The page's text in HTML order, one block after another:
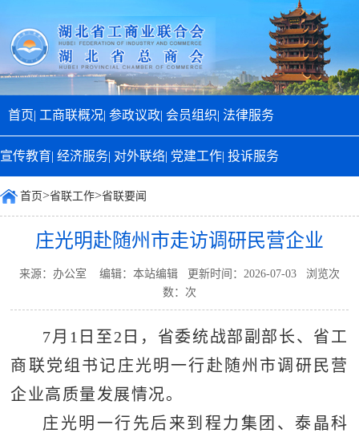
首页| 工商联概况| 参政议政| 会员组织| 法律服务
宣传教育| 经济服务| 对外联络| 党建工作| 投诉服务
首页>省联工作>省联要闻
庄光明赴随州市走访调研民营企业
来源：办公室 编辑：本站编辑 更新时间：2026-07-03 浏览次
数： 次
7月1日至2日，省委统战部副部长、省工
商联党组书记庄光明一行赴随州市调研民营
企业高质量发展情况。
庄光明一行先后来到程力集团、泰晶科